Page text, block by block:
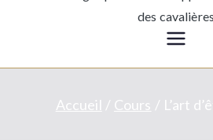
des cavalières
Accueil Cours L’art